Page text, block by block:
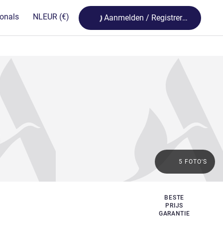
NLEUR (€) Loading...
Aanmelden / Registreren
BESTE
PRIJS
GARANTIE
5 FOTO'S